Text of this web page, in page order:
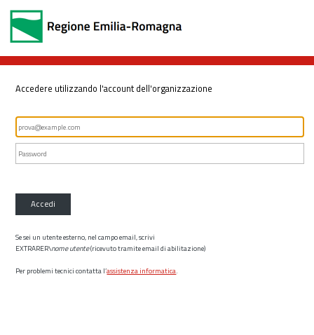
Accedere utilizzando l'account dell'organizzazione
Accedi
Se sei un utente esterno, nel campo email, scrivi
EXTRARER\nome utente(ricevuto tramite email di abilitazione)
Per problemi tecnici contatta l’assistenza informatica.